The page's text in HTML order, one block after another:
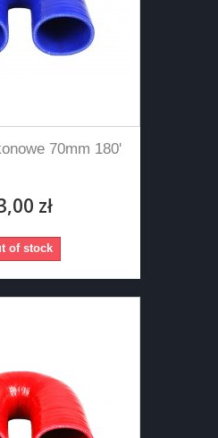
70mm 180'
zł
of stock